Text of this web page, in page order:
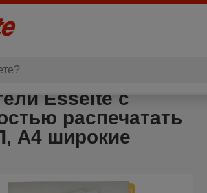
Esselte с
распечатать
А4 широкие